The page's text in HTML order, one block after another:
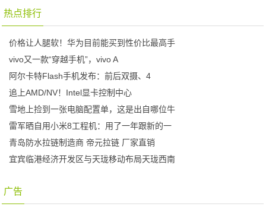
热点排行
价格让人腿软！华为目前能买到性价比最高手
vivo又一款“穿越手机”，vivo A
阿尔卡特Flash手机发布：前后双摄、4
追上AMD/NV！Intel显卡控制中心
雪地上捡到一张电脑配置单，这是出自哪位牛
雷军晒自用小米8工程机：用了一年跟新的一
青岛防水拉链制造商 帝元拉链 厂家直销
宜宾临港经济开发区与天珑移动布局天珑西南
广告